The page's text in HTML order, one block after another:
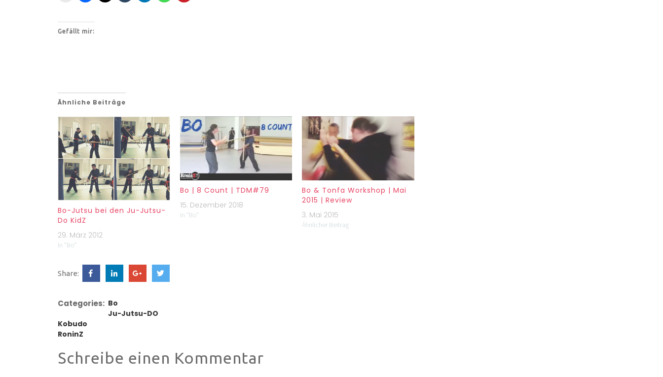
Gefällt mir:
Ähnliche Beiträge
Bo-Jutsu bei den Ju-Jutsu-
Do KidZ
29. März 2012
In "Bo"
Bo | 8 Count | TDM#79
15. Dezember 2018
In "Bo"
Bo & Tonfa Workshop | Mai
2015 | Review
3. Mai 2015
Ähnlicher Beitrag
Share:
Categories: Bo
Ju-Jutsu-DO
Kobudo
RoninZ
Schreibe einen Kommentar